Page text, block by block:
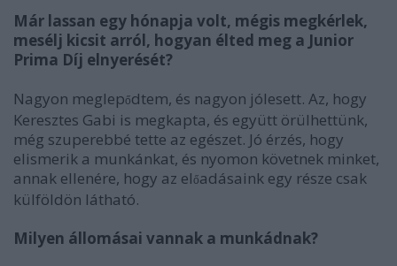
Már lassan egy hónapja volt, mégis megkérlek,
mesélj kicsit arról, hogyan élted meg a Junior
Prima Díj elnyerését?
Nagyon meglepődtem, és nagyon jólesett. Az, hogy
Keresztes Gabi is megkapta, és együtt örülhettünk,
még szuperebbé tette az egészet. Jó érzés, hogy
elismerik a munkánkat, és nyomon követnek minket,
annak ellenére, hogy az előadásaink egy része csak
külföldön látható.
Milyen állomásai vannak a munkádnak?